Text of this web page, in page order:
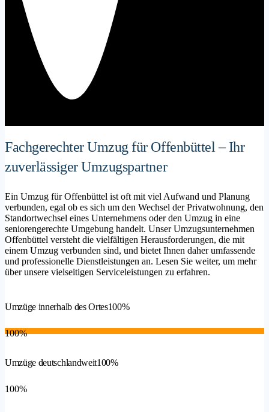
Fachgerechter Umzug für Offenbüttel – Ihr
zuverlässiger Umzugspartner
Ein Umzug für Offenbüttel ist oft mit viel Aufwand und Planung
verbunden, egal ob es sich um den Wechsel der Privatwohnung, den
Standortwechsel eines Unternehmens oder den Umzug in eine
seniorengerechte Umgebung handelt. Unser Umzugsunternehmen
Offenbüttel versteht die vielfältigen Herausforderungen, die mit
einem Umzug verbunden sind, und bietet Ihnen daher umfassende
und professionelle Dienstleistungen an. Lesen Sie weiter, um mehr
über unsere vielseitigen Serviceleistungen zu erfahren.
Umzüge innerhalb des Ortes100%
100%
Umzüge deutschlandweit100%
100%